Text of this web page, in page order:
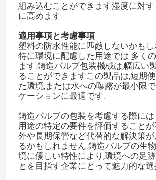
組み込むことができます湿度に対
に高めます
適用事項と考慮事項
塑料の防水性能に匹敵しないかも
特に環境に配慮した用途では 多く
ます.鋳造パルプ包装機械は,幅広い
ることができますこの製品は,短期
た環境,または水への曝露が最小限
ケーションに最適です.
鋳造パルプの包装を考慮する際に
用途の特定の要件を評価すること
外や長期保管など代替的な解決策
るかもしれません.鋳造パルプの生
境に優しい特性により,環境への足
とを目指す企業にとって魅力的な